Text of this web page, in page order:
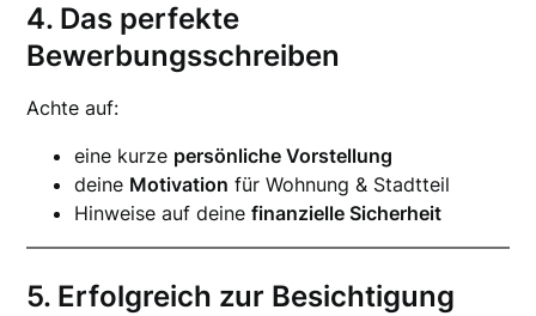
4. Das perfekte
Bewerbungsschreiben
Achte auf:
eine kurze persönliche Vorstellung
deine Motivation für Wohnung & Stadtteil
Hinweise auf deinefinanzielle Sicherheit
5. Erfolgreich zur Besichtigung